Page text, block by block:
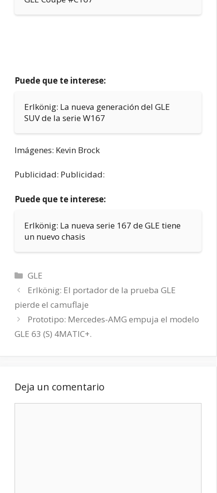
Puede que te interese:
Erlkönig: La nueva generación del GLE
SUV de la serie W167
Imágenes: Kevin Brock
Publicidad: Publicidad:
Puede que te interese:
Erlkönig: La nueva serie 167 de GLE tiene
un nuevo chasis
Categorías
GLE
Erlkönig: El portador de la prueba GLE
pierde el camuflaje
Prototipo: Mercedes-AMG empuja el modelo
GLE 63 (S) 4MATIC+.
Deja un comentario